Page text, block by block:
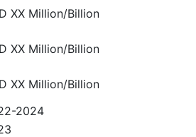
XX Million/Billion
XX Million/Billion
XX Million/Billion
2024